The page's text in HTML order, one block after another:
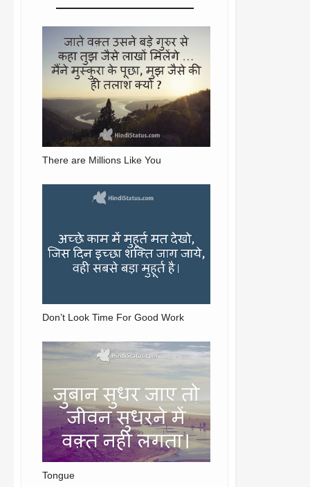
There are Millions Like You
Don’t Look Time For Good Work
Tongue